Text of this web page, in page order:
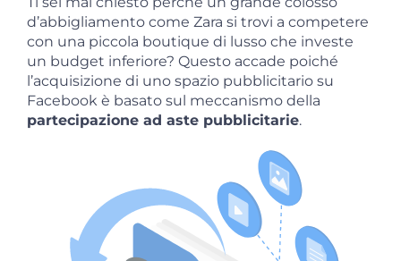
d’abbigliamento come Zara si trovi a competere
con una piccola boutique di lusso che investe
un budget inferiore? Questo accade poiché
l’acquisizione di uno spazio pubblicitario su
Facebook è basato sul meccanismo della
partecipazione ad aste pubblicitarie.